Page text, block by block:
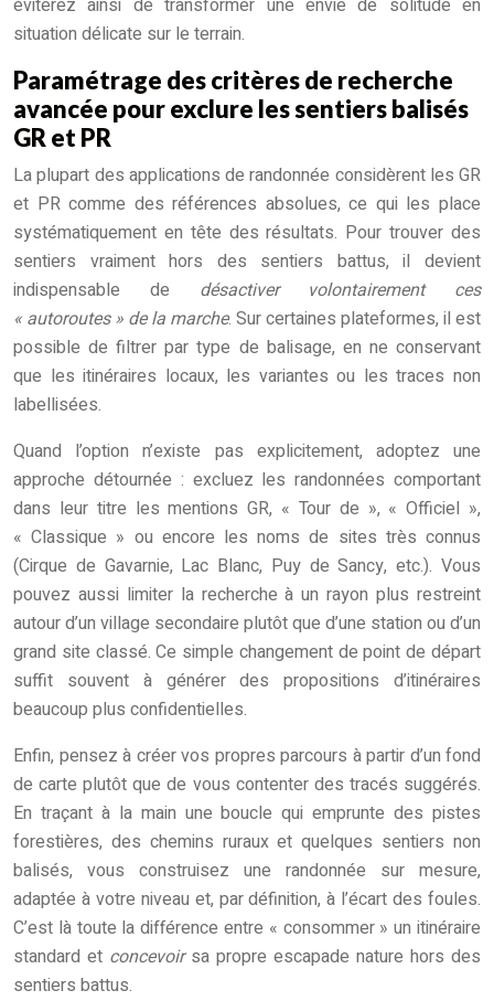
éviterez ainsi de transformer une envie de solitude en
situation délicate sur le terrain.
Paramétrage des critères de recherche
avancée pour exclure les sentiers balisés
GR et PR
La plupart des applications de randonnée considèrent les GR
et PR comme des références absolues, ce qui les place
systématiquement en tête des résultats. Pour trouver des
sentiers vraiment hors des sentiers battus, il devient
indispensable de désactiver volontairement ces
« autoroutes » de la marche. Sur certaines plateformes, il est
possible de filtrer par type de balisage, en ne conservant
que les itinéraires locaux, les variantes ou les traces non
labellisées.
Quand l’option n’existe pas explicitement, adoptez une
approche détournée : excluez les randonnées comportant
dans leur titre les mentions GR, « Tour de », « Officiel »,
« Classique » ou encore les noms de sites très connus
(Cirque de Gavarnie, Lac Blanc, Puy de Sancy, etc.). Vous
pouvez aussi limiter la recherche à un rayon plus restreint
autour d’un village secondaire plutôt que d’une station ou d’un
grand site classé. Ce simple changement de point de départ
suffit souvent à générer des propositions d’itinéraires
beaucoup plus confidentielles.
Enfin, pensez à créer vos propres parcours à partir d’un fond
de carte plutôt que de vous contenter des tracés suggérés.
En traçant à la main une boucle qui emprunte des pistes
forestières, des chemins ruraux et quelques sentiers non
balisés, vous construisez une randonnée sur mesure,
adaptée à votre niveau et, par définition, à l’écart des foules.
C’est là toute la différence entre « consommer » un itinéraire
standard et concevoirsa propre escapade nature hors des
sentiers battus.